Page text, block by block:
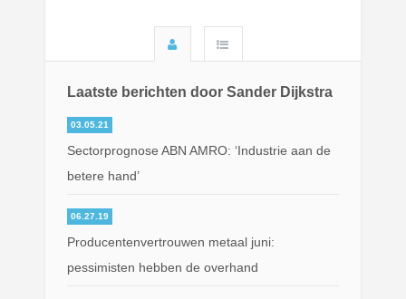
Laatste berichten door Sander Dijkstra
03.05.21
Sectorprognose ABN AMRO: ‘Industrie aan de
betere hand’
06.27.19
Producentenvertrouwen metaal juni:
pessimisten hebben de overhand